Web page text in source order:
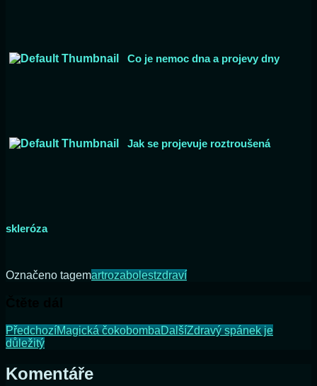
Co je nemoc dna a projevy dny
Jak se projevuje roztroušená
skleróza
Označeno tagemartrozabolestzdraví
PředchozíMagická čokobombaDalšíZdravý spánek je
důležitý
Komentáře